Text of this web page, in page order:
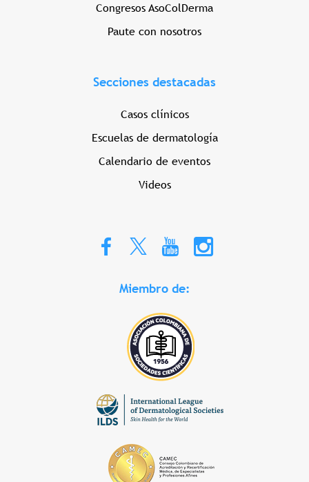
Congresos AsoColDerma
Paute con nosotros
Secciones destacadas
Casos clínicos
Escuelas de dermatología
Calendario de eventos
Videos
Miembro de: